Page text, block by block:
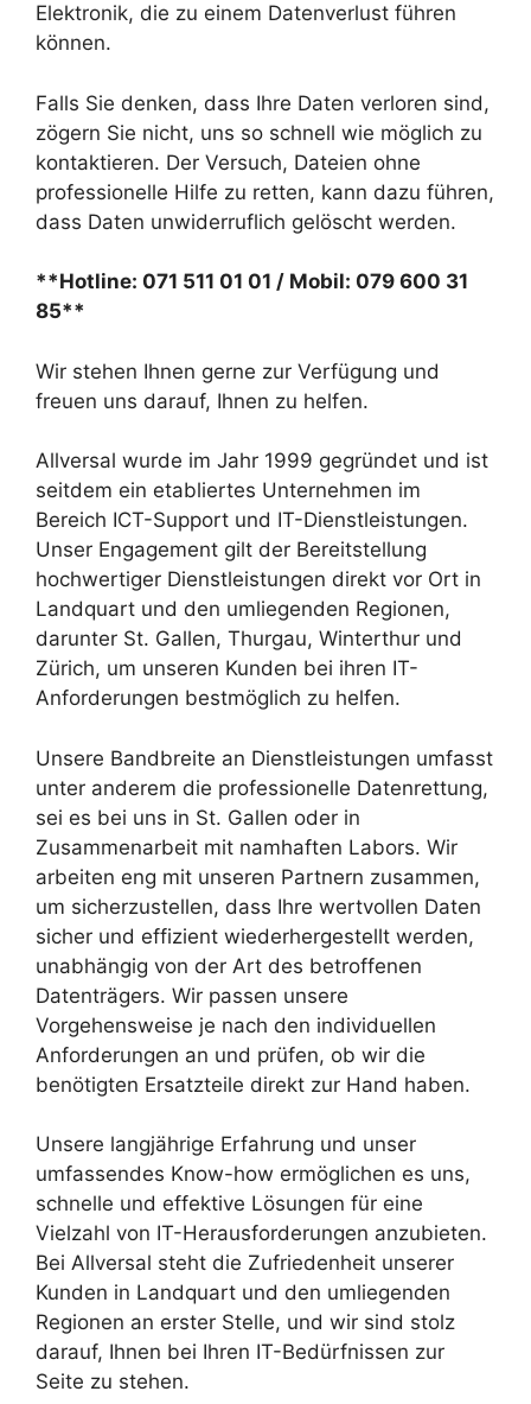
Elektronik, die zu einem Datenverlust führen
können.
Falls Sie denken, dass Ihre Daten verloren sind,
zögern Sie nicht, uns so schnell wie möglich zu
kontaktieren. Der Versuch, Dateien ohne
professionelle Hilfe zu retten, kann dazu führen,
dass Daten unwiderruflich gelöscht werden.
**Hotline: 071 511 01 01 / Mobil: 079 600 31
85**
Wir stehen Ihnen gerne zur Verfügung und
freuen uns darauf, Ihnen zu helfen.
Allversal wurde im Jahr 1999 gegründet und ist
seitdem ein etabliertes Unternehmen im
Bereich ICT-Support und IT-Dienstleistungen.
Unser Engagement gilt der Bereitstellung
hochwertiger Dienstleistungen direkt vor Ort in
Landquart und den umliegenden Regionen,
darunter St. Gallen, Thurgau, Winterthur und
Zürich, um unseren Kunden bei ihren IT-
Anforderungen bestmöglich zu helfen.
Unsere Bandbreite an Dienstleistungen umfasst
unter anderem die professionelle Datenrettung,
sei es bei uns in St. Gallen oder in
Zusammenarbeit mit namhaften Labors. Wir
arbeiten eng mit unseren Partnern zusammen,
um sicherzustellen, dass Ihre wertvollen Daten
sicher und effizient wiederhergestellt werden,
unabhängig von der Art des betroffenen
Datenträgers. Wir passen unsere
Vorgehensweise je nach den individuellen
Anforderungen an und prüfen, ob wir die
benötigten Ersatzteile direkt zur Hand haben.
Unsere langjährige Erfahrung und unser
umfassendes Know-how ermöglichen es uns,
schnelle und effektive Lösungen für eine
Vielzahl von IT-Herausforderungen anzubieten.
Bei Allversal steht die Zufriedenheit unserer
Kunden in Landquart und den umliegenden
Regionen an erster Stelle, und wir sind stolz
darauf, Ihnen bei Ihren IT-Bedürfnissen zur
Seite zu stehen.